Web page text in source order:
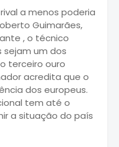
a menos poderia
Guimarães,
, o técnico
sejam um dos
terceiro ouro
acredita que o
dos europeus.
tem até o
a situação do país